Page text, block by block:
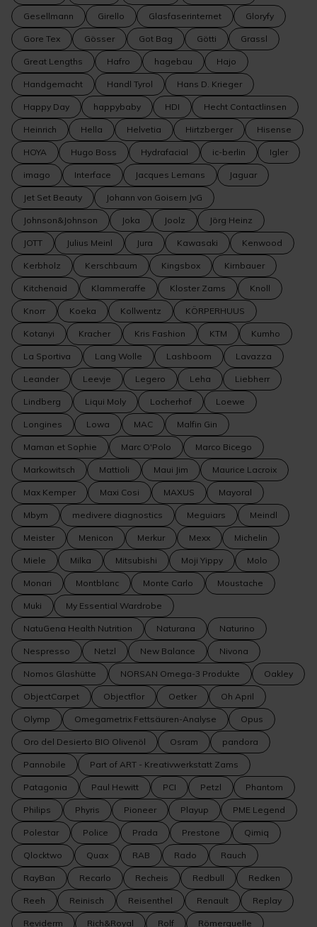
Gesellmann Girello Glasfaserinternet Gloryfy
Gore Tex Gösser Got Bag Götti Grassl
Great Lengths Hafro hagebau Hajo
Handgemacht Handl Tyrol Hans D. Krieger
Happy Day happybaby HDI Hecht Contactlinsen
Heinrich Hella Helvetia Hirtzberger Hisense
HOYA Hugo Boss Hydrafacial ic-berlin Igler
imago Interface Jacques Lemans Jaguar
Jet Set Beauty Johann von Goisern JvG
Johnson&Johnson Joka Joolz Jörg Heinz
JOTT Julius Meinl Jura Kawasaki Kenwood
Kerbholz Kerschbaum Kingsbox Kirnbauer
Kitchenaid Klammeraffe Kloster Zams Knoll
Knorr Koeka Kollwentz KÖRPERHUUS
Kotanyi Kracher Kris Fashion KTM Kumho
La Sportiva Lang Wolle Lashboom Lavazza
Leander Leevje Legero Leha Liebherr
Lindberg Liqui Moly Locherhof Loewe
Longines Lowa MAC Malfin Gin
Maman et Sophie Marc O'Polo Marco Bicego
Markowitsch Mattioli Maui Jim Maurice Lacroix
Max Kemper Maxi Cosi MAXUS Mayoral
Mbym medivere diagnostics Meguiars Meindl
Meister Menicon Merkur Mexx Michelin
Miele Milka Mitsubishi Moji Yippy Molo
Monari Montblanc Monte Carlo Moustache
Muki My Essential Wardrobe
NatuGena Health Nutrition Naturana Naturino
Nespresso Netzl New Balance Nivona
Nomos Glashütte NORSAN Omega-3 Produkte Oakley
ObjectCarpet Objectflor Oetker Oh April
Olymp Omegametrix Fettsäuren-Analyse Opus
Oro del Desierto BIO Olivenöl Osram pandora
Pannobile Part of ART - Kreativwerkstatt Zams
Patagonia Paul Hewitt PCI Petzl Phantom
Philips Phyris Pioneer Playup PME Legend
Polestar Police Prada Prestone Qimiq
Qlocktwo Quax RAB Rado Rauch
RayBan Recarlo Recheis Redbull Redken
Reeh Reinisch Reisenthel Renault Replay
Reviderm Rich&Royal Rolf Römerquelle